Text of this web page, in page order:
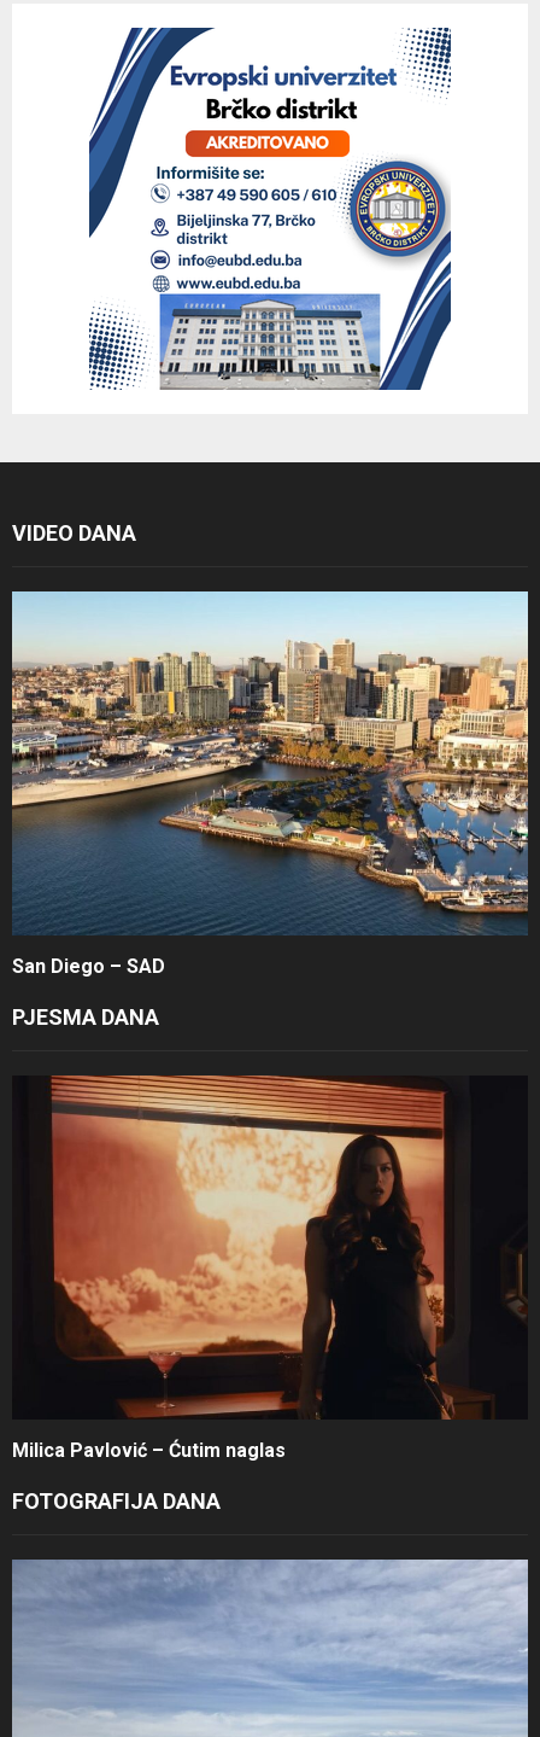
VIDEO DANA
San Diego – SAD
PJESMA DANA
Milica Pavlović – Ćutim naglas
FOTOGRAFIJA DANA